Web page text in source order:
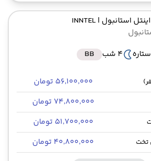
استانبول | INNTEL
4 شب BB
۵۶٬۱۰۰٬۰۰۰ تومان
۷۴٬۸۰۰٬۰۰۰ تومان
۵۱٬۷۰۰٬۰۰۰ تومان
تخت ۴۰٬۸۰۰٬۰۰۰ تومان